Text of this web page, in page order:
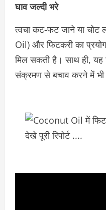
घाव जल्दी भरे
त्वचा कट-फट जाने या
Oil) और फिटकरी का
मिल सकती है। साथ ही,
संक्रमण से बचाव करने में भी